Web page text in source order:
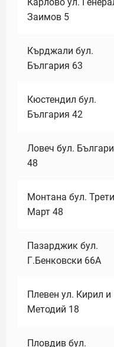
Заимов 5
Кърджали бул.
България 63
Кюстендил бул.
България 42
Ловеч бул.
48
Монтана бул. Трети
Март 48
Пазарджик бул.
Г.Бенковски 66А
Плевен ул. Кирил и
Методий 18
Пловдив бул.